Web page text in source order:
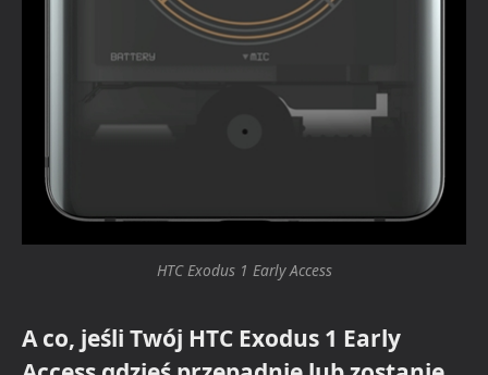
HTC Exodus 1 Early Access
A co, jeśli Twój HTC Exodus 1 Early